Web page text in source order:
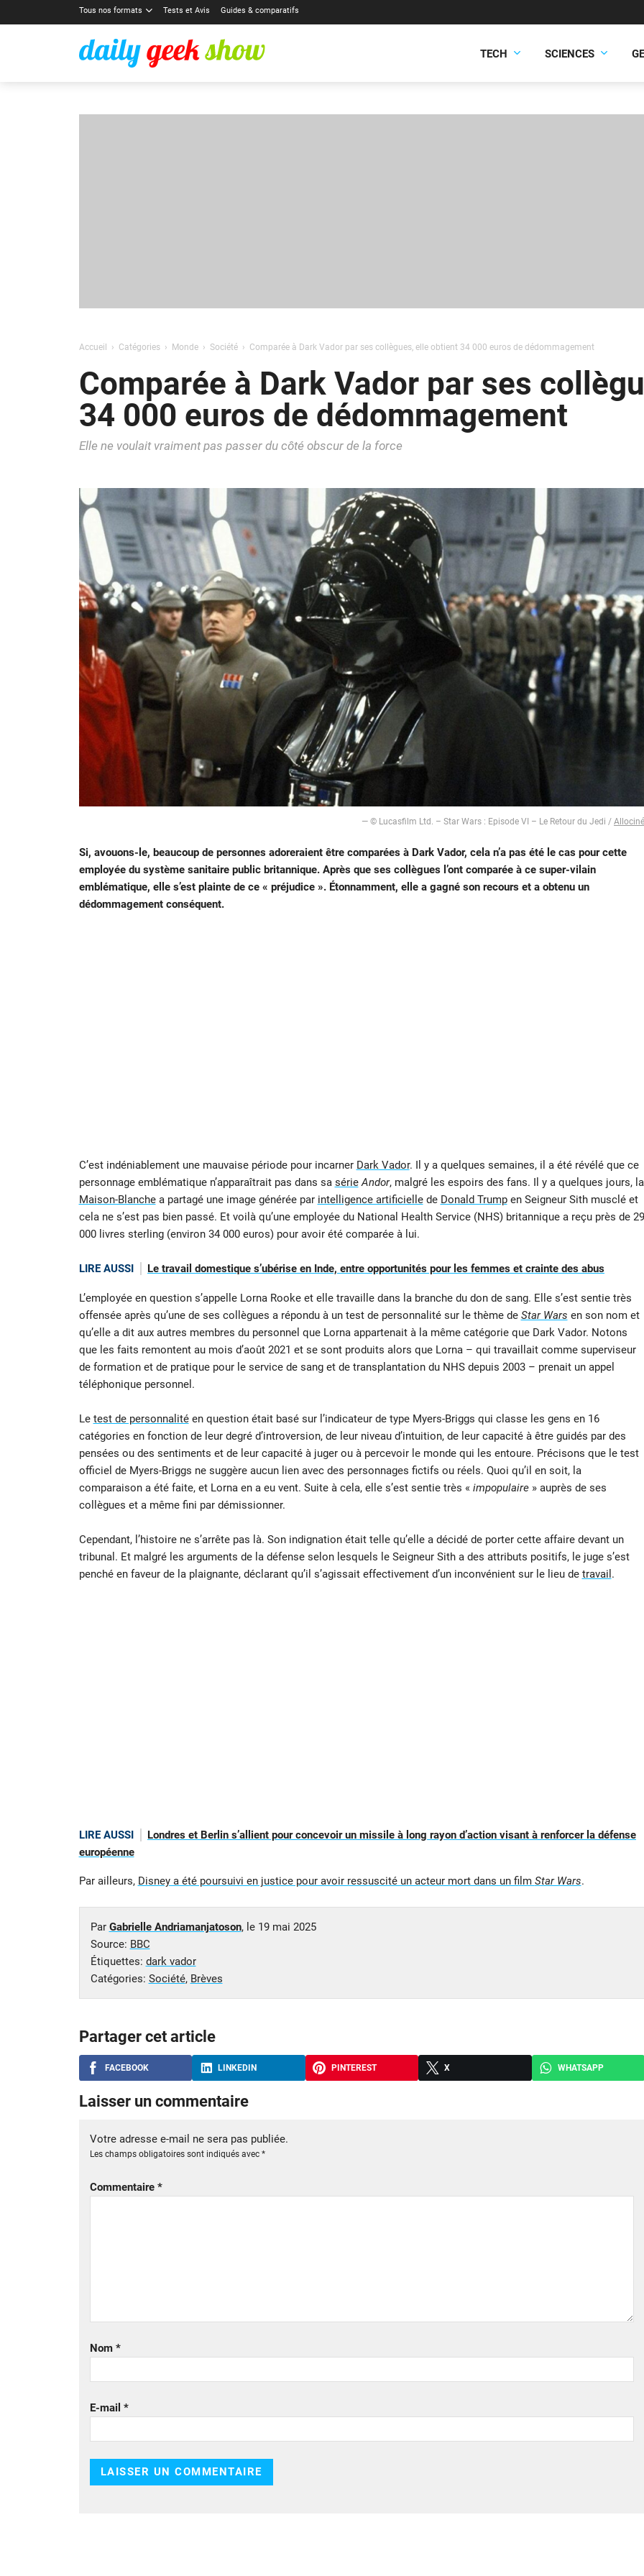
Tous nos formats Tests et Avis Guides & comparatifs
TECH SCIENCES
Accueil Catégories Monde Société Comparée à Dark Vador par ses collègues, elle obtient 34 000 euros de dédommagement
Comparée à Dark Vador par ses
34 000 euros de dédommagement
Elle ne voulait vraiment pas passer du côté obscur de la force
— © Lucasfilm Ltd. – Star Wars : Episode VI – Le Retour du Jedi / Allociné
Si, avouons-le, beaucoup de personnes adoreraient être comparées à Dark Vador, cela n’a pas été le cas pour cette
employée du système sanitaire public britannique. Après que ses collègues l’ont comparée à ce super-vilain
emblématique, elle s’est plainte de ce « préjudice ». Étonnamment, elle a gagné son recours et a obtenu un
dédommagement conséquent.
C’est indéniablement une mauvaise période pour incarner Dark Vador. Il y a quelques semaines, il a été révélé que ce
personnage emblématique n’apparaîtrait pas dans sa série Andor, malgré les espoirs des fans. Il y a quelques jours, la
Maison-Blanchea partagé une image générée par intelligence artificiellede Donald Trumpen Seigneur Sith musclé et
cela ne s’est pas bien passé. Et voilà qu’une employée du National Health Service (NHS) britannique a reçu près de 29
000 livres sterling (environ 34 000 euros) pour avoir été comparée à lui.
LIRE AUSSI Le travail domestique s’ubérise en Inde, entre opportunités pour les femmes et crainte des abus
L’employée en question s’appelle Lorna Rooke et elle travaille dans la branche du don de sang. Elle s’est sentie très
offensée après qu’une de ses collègues a répondu à un test de personnalité sur le thème de Star Wars en son nom et
qu’elle a dit aux autres membres du personnel que Lorna appartenait à la même catégorie que Dark Vador. Notons
que les faits remontent au mois d’août 2021 et se sont produits alors que Lorna – qui travaillait comme superviseur
de formation et de pratique pour le service de sang et de transplantation du NHS depuis 2003 – prenait un appel
téléphonique personnel.
Le test de personnalitéen question était basé sur l’indicateur de type Myers-Briggs qui classe les gens en 16
catégories en fonction de leur degré d’introversion, de leur niveau d’intuition, de leur capacité à être guidés par des
pensées ou des sentiments et de leur capacité à juger ou à percevoir le monde qui les entoure. Précisons que le test
officiel de Myers-Briggs ne suggère aucun lien avec des personnages fictifs ou réels. Quoi qu’il en soit, la
comparaison a été faite, et Lorna en a eu vent. Suite à cela, elle s’est sentie très « impopulaire» auprès de ses
collègues et a même fini par démissionner.
Cependant, l’histoire ne s’arrête pas là. Son indignation était telle qu’elle a décidé de porter cette affaire devant un
tribunal. Et malgré les arguments de la défense selon lesquels le Seigneur Sith a des attributs positifs, le juge s’est
penché en faveur de la plaignante, déclarant qu’il s’agissait effectivement d’un inconvénient sur le lieu de travail .
LIRE AUSSI
Londres et Berlin s’allient pour concevoir un missile à long rayon d’action visant à renforcer la défense
européenne
Par ailleurs, Disney a été poursuivi en justice pour avoir ressuscité un acteur mort dans un film Star Wars.
Par Gabrielle Andriamanjatoson, le 19 mai 2025
Source: BBC
Étiquettes: dark vador
Catégories: Société, Brèves
Partager cet article
FACEBOOK LINKEDIN PINTEREST X WHATSAPP
Laisser un commentaire
Votre adresse e-mail ne sera pas publiée.
Les champs obligatoires sont indiqués avec *
Commentaire *
Nom *
E-mail *